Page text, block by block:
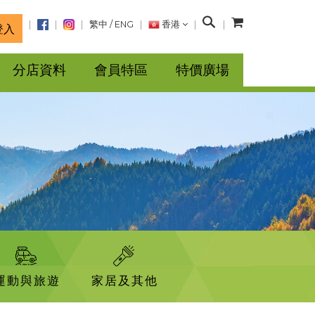
入 繁中 / ENG 香港
搜
分店資料 會員特區 特價廣場
動與旅遊 家居及其他